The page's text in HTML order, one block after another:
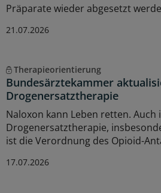
Präparate wieder abgesetzt
21.07.2026
Therapieorientierung
Bundesärztekammer
Drogenersatztherapie
Naloxon kann Leben retten. Auch
Drogenersatztherapie,
ist die Verordnung des Opioid-
17.07.2026